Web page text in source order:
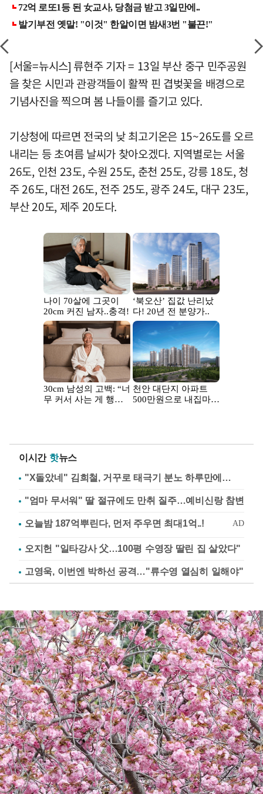
[서울=뉴시스] 류현주 기자 = 13일 부산 중구 민주공원
을 찾은 시민과 관광객들이 활짝 핀 겹벚꽃을 배경으로
기념사진을 찍으며 봄 나들이를 즐기고 있다.
기상청에 따르면 전국의 낮 최고기온은 15~26도를 오르
내리는 등 초여름 날씨가 찾아오겠다. 지역별로는 서울
26도, 인천 23도, 수원 25도, 춘천 25도, 강릉 18도, 청
주 26도, 대전 26도, 전주 25도, 광주 24도, 대구 23도,
부산 20도, 제주 20도다.
이시간 핫뉴스
"X돌았네" 김희철, 거꾸로 태극기 분노 하루만에…
"엄마 무서워" 딸 절규에도 만취 질주…예비신랑 참변
오지헌 "일타강사 父…100평 수영장 딸린 집 살았다"
고영욱, 이번엔 박하선 공격…"류수영 열심히 일해야"